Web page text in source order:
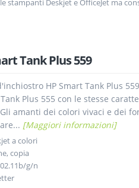
stampanti Deskjet e OfficeJet ma
Tank Plus 559
HP Smart Tank Plus
Plus 555 con le stesse
amanti dei colori vivaci e dei
[Maggiori informazioni]
a colori
copia
g/n